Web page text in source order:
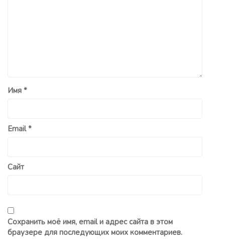
Имя *
Email*
Сайт
Сохранить моё имя, email и адрес сайта в этом
браузере для последующих моих комментариев.